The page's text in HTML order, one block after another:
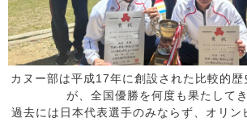
カヌー部は平成17年に創設された比較的歴
が、全国優勝を何度も果たしてき
過去には日本代表選手のみならず、オリン